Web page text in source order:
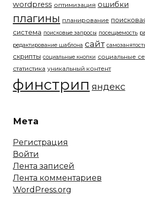
wordpress оптимизация ошибки
плагины планирование
система поисковые запросы посещаемость
редактирование шаблона сайт
скрипты социальные кнопки социальные
статистика уникальный контент
финстрип яндекс
Мета
Регистрация
Войти
Лента записей
Лента комментариев
WordPress.org